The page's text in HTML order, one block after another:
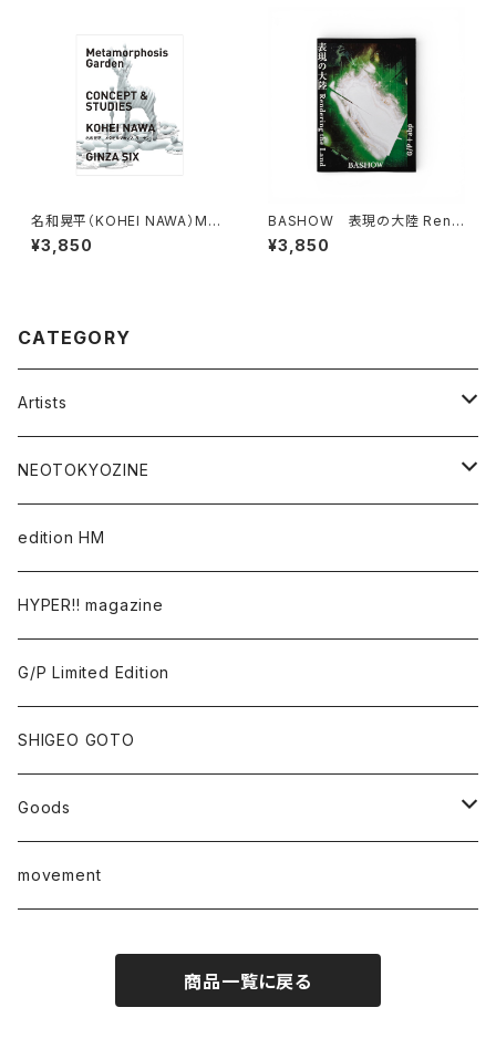
名和晃平（KOHEI NAWA）Met
amorphosis Garden
¥3,850
BASHOW 表現の大陸 Rend
ering the Land
¥3,850
CATEGORY
Artists
Takaaki Akashi
Kenta Cobayashi
Tomoo Gokita
Yutaka Hashimura
Mayumi Hosokura
Keiji Ito
junaida
Masahide Kobayashi
NEOTOKYOZINE
BROKEN MIRRORS
TOKYO FRONTLINE PHOTO AWARD
edition HM
HYPER!! magazine
G/P Limited Edition
SHIGEO GOTO
Goods
T-shirt
movement
商品一覧に戻る